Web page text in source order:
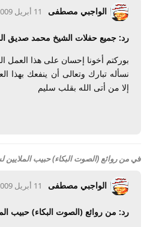
الواجبي مصطفى 11 أبريل 2009
رد: جميع حفلات الشيخ محمد صديق
بوركتم أخونا إحسان على هذا العمل
نسأله تبارك وتعالى أن ينفعك بهذا
إلا من أتى الله بقلب سليم
في من روائع (الصوت البكاء) حبيب
الواجبي مصطفى 11 أبريل 2009
رد: من روائع (الصوت البكاء) حبيب